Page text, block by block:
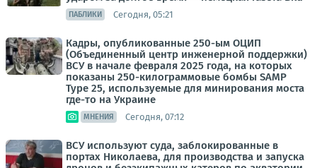
ПАБЛИКИ Сегодня, 05:21
Кадры, опубликованные 250-ым ОЦИП
(Объединенный центр инженерной поддержки)
ВСУ в начале февраля 2025 года, на которых
показаны 250-килограммовые бомбы SAMP
Type 25, используемые для минирования моста
где-то на Украине
МНЕНИЯ Сегодня, 07:12
ВСУ используют суда, заблокированные в
портах Николаева, для производства и запуска